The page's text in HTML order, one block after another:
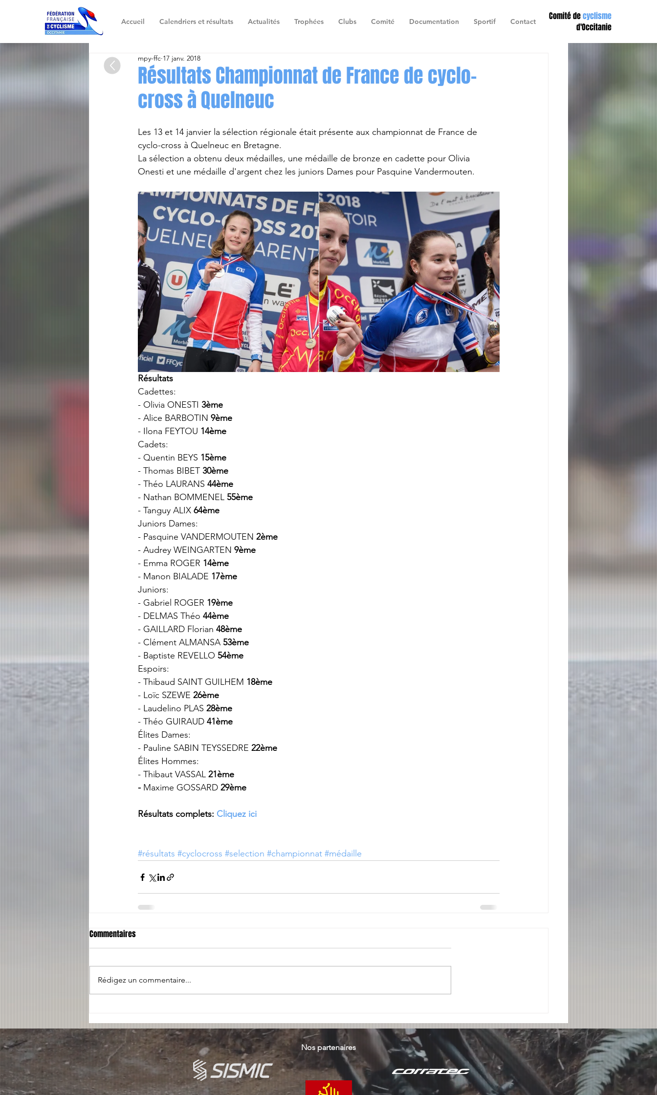
Accueil Calendriers et résultats Actualités Trophées Clubs Comité Documentation Sportif Contact Comité decyclisme
d'Occitanie
Résultats Championnat de France de cyclo-
cross à Quelneuc
mpy-ffc 17 janv. 2018
Les 13 et 14 janvier la sélection régionale était présente aux championnat de France de
cyclo-cross à Quelneuc en Bretagne.
La sélection a obtenu deux médailles, une médaille de bronze en cadette pour Olivia
Onesti et une médaille d'argent chez les juniors Dames pour Pasquine Vandermouten.
Résultats
Cadettes:
- Olivia ONESTI 3ème
- Alice BARBOTIN 9ème
- Ilona FEYTOU 14ème
Cadets:
- Quentin BEYS 15ème
- Thomas BIBET 30ème
- Théo LAURANS 44ème
- Nathan BOMMENEL 55ème
- Tanguy ALIX 64ème
Juniors Dames:
- Pasquine VANDERMOUTEN 2ème
- Audrey WEINGARTEN 9ème
- Emma ROGER 14ème
- Manon BIALADE 17ème
Juniors:
- Gabriel ROGER 19ème
- DELMAS Théo 44ème
- GAILLARD Florian 48ème
- Clément ALMANSA 53ème
- Baptiste REVELLO 54ème
Espoirs:
- Thibaud SAINT GUILHEM 18ème
- Loïc SZEWE 26ème
- Laudelino PLAS 28ème
- Théo GUIRAUD 41ème
Élites Dames:
- Pauline SABIN TEYSSEDRE 22ème
Élites Hommes:
- Thibaut VASSAL 21ème
- Maxime GOSSARD 29ème
Résultats complets: Cliquez ici
#résultats #cyclocross #selection #championnat #médaille
Commentaires
Rédigez un commentaire...
Nos partenaires